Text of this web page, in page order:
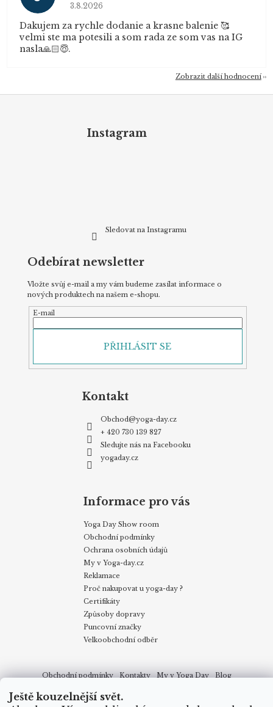
Ještě kouzelnější svět.
Hodnocení obchodu je 5 z 5 hvězdiček.
3.8.2026
Dakujem za rychle dodanie a krasne balenie 🥰
velmi ste ma potesili a som rada ze som vas na IG
nasla🙏🏻😇.
Zobrazit další hodnocení
Instagram
Sledovat na Instagramu
Odebírat newsletter
Vložte svůj e-mail a my vám budeme zasílat informace o
nových produktech na našem e-shopu.
E-mail
PŘIHLÁSIT SE
Kontakt
Obchod@yoga-day.cz
+ 420 730 139 827
Sledujte nás na Facebooku
yogaday.cz
Informace pro vás
Yoga Day Show room
Obchodní podmínky
Ochrana osobních údajů
My v Yoga-day.cz
Reklamace
Proč nakupovat u yoga-day ?
Certifikáty
Způsoby dopravy
Puncovní značky
Velkoobchodní odběr
Obchodní podmínky Kontakty My v Yoga Day
Blog
Způsoby dopravy